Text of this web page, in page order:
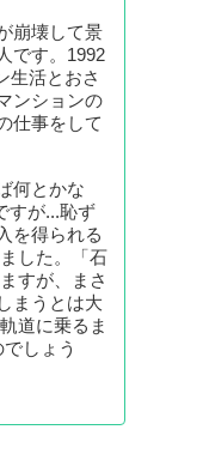
崩壊して景
です。1992
生活とおさ
ンションの
仕事をして
何とかな
すが...恥ず
を得られる
した。「石
すが、まさ
まうとは大
道に乗るま
しょう